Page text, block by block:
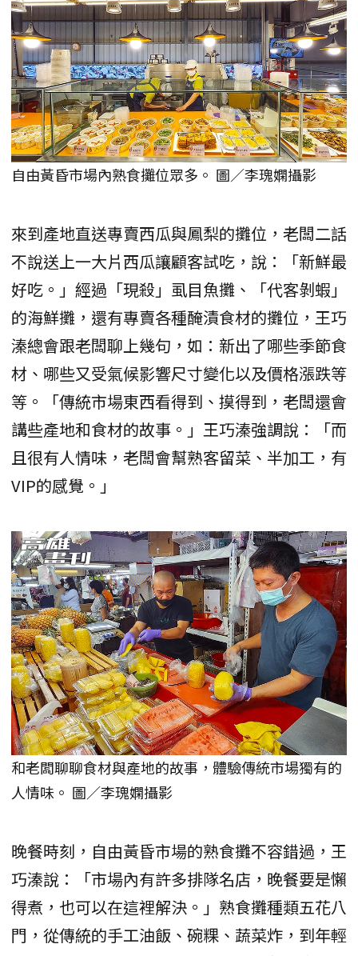
自由黃昏市場內熟食攤位眾多。 圖／李瑰嫻攝影
來到產地直送專賣西瓜與鳳梨的攤位，老闆二話
不說送上一大片西瓜讓顧客試吃，說：「新鮮最
好吃。」經過「現殺」虱目魚攤、「代客剝蝦」
的海鮮攤，還有專賣各種醃漬食材的攤位，王巧
溱總會跟老闆聊上幾句，如：新出了哪些季節食
材、哪些又受氣候影響尺寸變化以及價格漲跌等
等。「傳統市場東西看得到、摸得到，老闆還會
講些產地和食材的故事。」王巧溱強調說：「而
且很有人情味，老闆會幫熟客留菜、半加工，有
VIP的感覺。」
和老闆聊聊食材與產地的故事，體驗傳統市場獨有的
人情味。 圖／李瑰嫻攝影
晚餐時刻，自由黃昏市場的熟食攤不容錯過，王
巧溱說：「市場內有許多排隊名店，晚餐要是懶
得煮，也可以在這裡解決。」熟食攤種類五花八
門，從傳統的手工油飯、碗粿、蔬菜炸，到年輕